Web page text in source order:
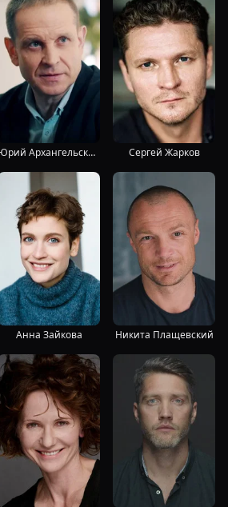
Юрий Архангельский Сергей Жарков
Анна Зайкова Никита Плащевский